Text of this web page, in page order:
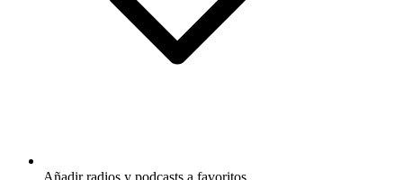
Añadir radios y podcasts a favoritos